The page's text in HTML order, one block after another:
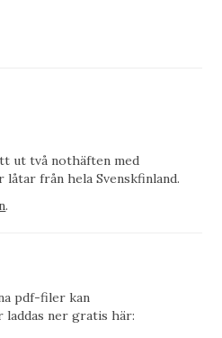
ut två nothäften med
från hela Svenskfinland.
.
pdf-filer kan
laddas ner gratis här: